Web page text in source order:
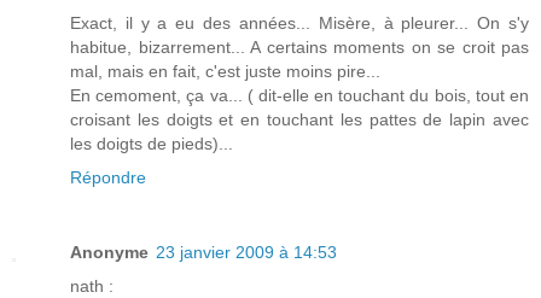
Exact, il y a eu des années... Misère, à pleurer... On s'y
habitue, bizarrement... A certains moments on se croit pas
mal, mais en fait, c'est juste moins pire...
En cemoment, ça va... ( dit-elle en touchant du bois, tout en
croisant les doigts et en touchant les pattes de lapin avec
les doigts de pieds)...
Répondre
Anonyme 23 janvier 2009 à 14:53
nath :